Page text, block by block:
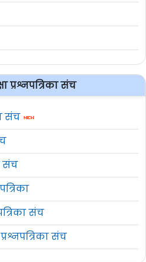
प्रश्नपत्रिका संच
संच
संच
संच
संच